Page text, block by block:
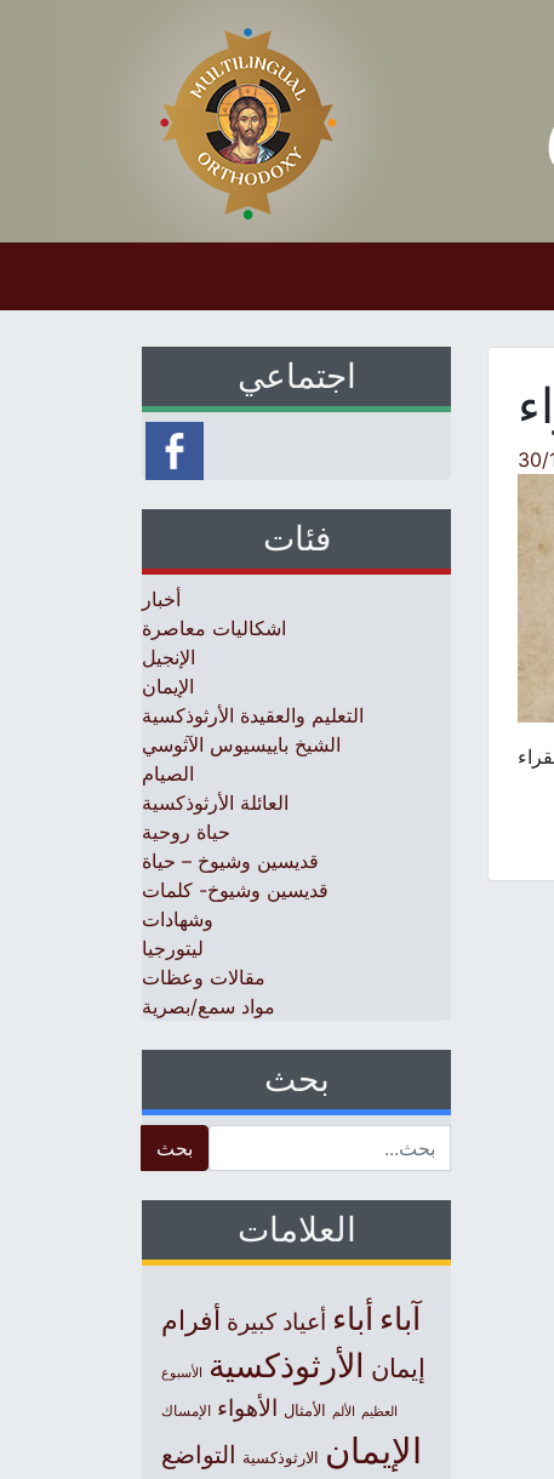
30/
اجتماعي
فئات
أخبار
اشكاليات معاصرة
الإنجيل
الإيمان
التعليم والعقيدة الأرثوذكسية
الشيخ باييسيوس الآثوسي
الصيام
العائلة الأرثوذكسية
حياة روحية
قديسين وشيوخ – حياة
قديسين وشيوخ- كلمات
وشهادات
ليتورجيا
مقالات وعظات
مواد سمع/بصرية
بحث
العلامات
آباء أباء أعياد كبيرة أفرام
إيمان الأرثوذكسية الأسبوع
العظيم الألم الأمثال الأهواء الإمساك
الإيمان الارثوذكسية التواضع